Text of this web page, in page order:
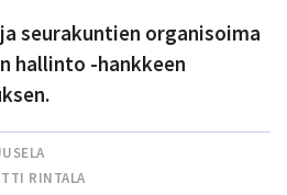
seurakuntien organisoima
hallinto -hankkeen
RINTALA